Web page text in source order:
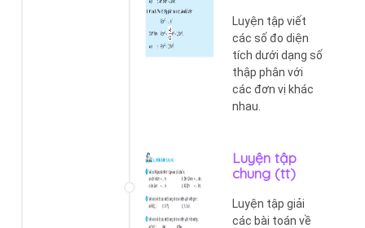
Luyện tập viết
các số đo diện
tích dưới dạng số
thập phân với
các đơn vị khác
nhau.
Luyện tập
chung (tt)
Luyện tập giải
các bài toán về